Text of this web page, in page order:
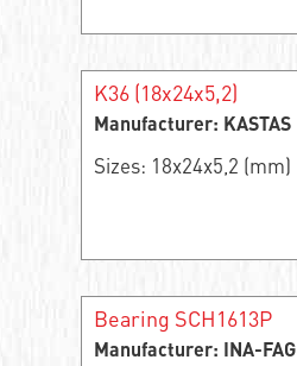
K36 (18x24x5,2)
Manufacturer: KASTAS
Sizes: 18x24x5,2 (mm)
Bearing SCH1613P
Manufacturer: INA-FAG